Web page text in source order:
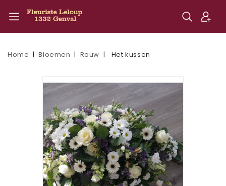
Home Bloemen Rouw Het kussen